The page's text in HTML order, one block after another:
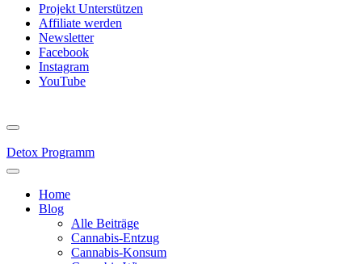
Projekt Unterstützen
Affiliate werden
Newsletter
Facebook
Instagram
YouTube
Detox Programm
Home
Blog
Alle Beiträge
Cannabis-Entzug
Cannabis-Konsum